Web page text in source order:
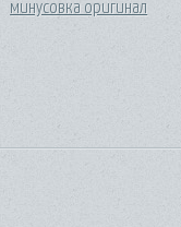
минусовка оригинал